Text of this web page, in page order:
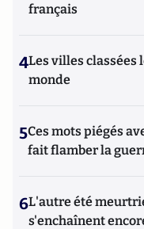
français
4Les villes classées
monde
5Ces mots piégés
fait flamber la
6L'autre été
s'enchaînent